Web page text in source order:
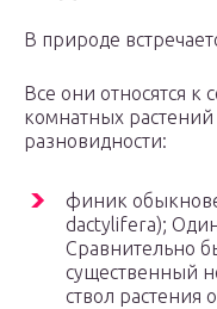
В природе
Все они относятся к
комнатных
разновидности:
финик
dactylifera);
Сравнительно
существенный
ствол растения